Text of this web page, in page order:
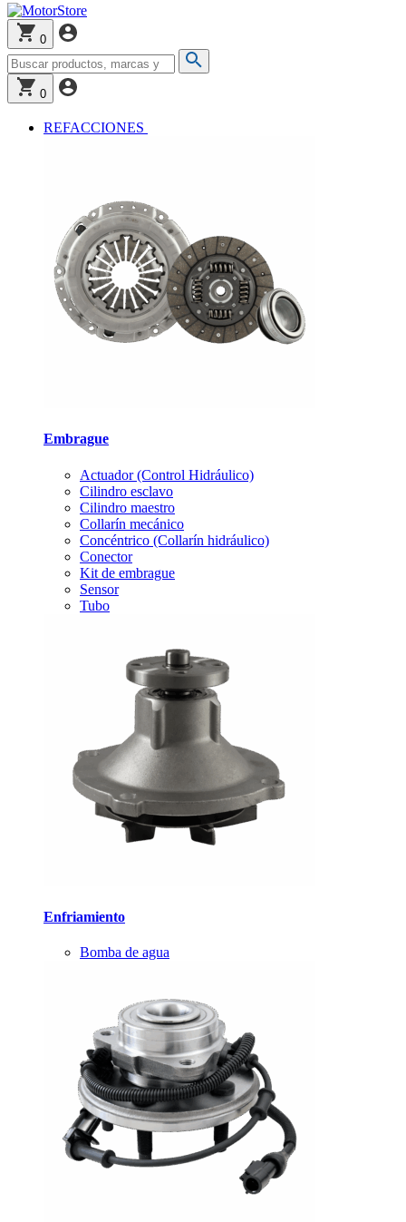
0
0
REFACCIONES
Embrague
Actuador (Control Hidráulico)
Cilindro esclavo
Cilindro maestro
Collarín mecánico
Concéntrico (Collarín hidráulico)
Conector
Kit de embrague
Sensor
Tubo
Enfriamiento
Bomba de agua